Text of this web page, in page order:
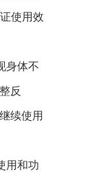
使用效
身体不
反
续使用
用和功